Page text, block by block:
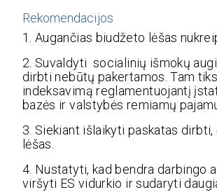
Rekomendacijos
1. Augančias biudžeto lėšas
2. Suvaldyti socialinių išmokų
dirbti nebūtų pakertamos. Tam
indeksavimą reglamentuojantį
bazės ir valstybės remiamų
3. Siekiant išlaikyti paskatas
lėšas.
4. Nustatyti, kad bendra darbingo
viršyti ES vidurkio ir sudaryti